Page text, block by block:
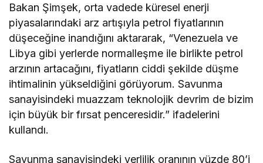
Bakan Şimşek, orta vadede küresel enerji
piyasalarındaki arz artışıyla petrol fiyatlarının
düşeceğine inandığını aktararak, “Venezuela ve
Libya gibi yerlerde normalleşme ile birlikte petrol
arzının artacağını, fiyatların ciddi şekilde düşme
ihtimalinin yükseldiğini görüyorum. Savunma
sanayisindeki muazzam teknolojik devrim de bizim
için büyük bir fırsat penceresidir.” ifadelerini
kullandı.
Savunma sanayisindeki yerlilik oranının yüzde 80’i